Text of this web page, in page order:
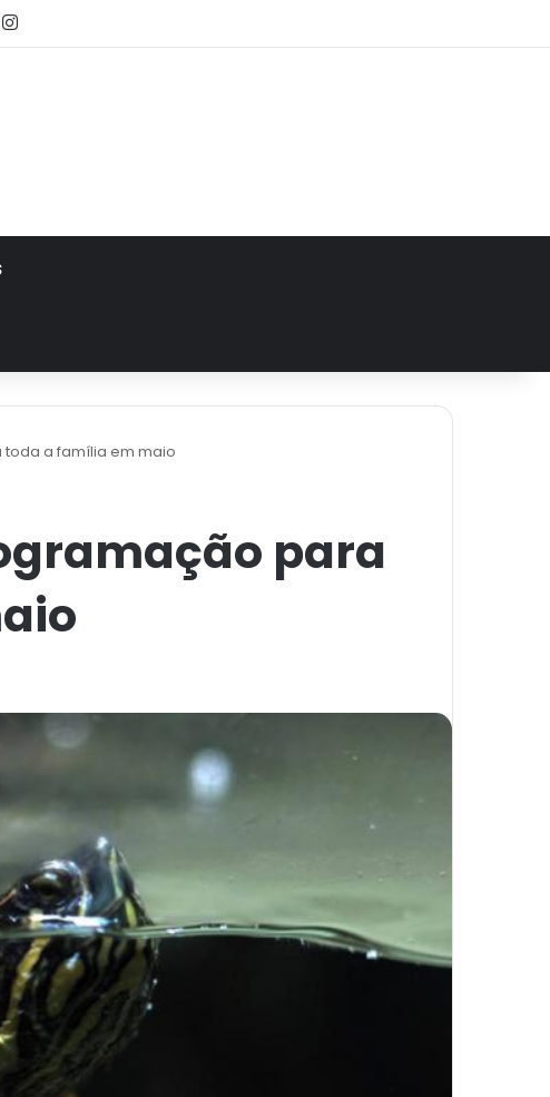
Instagram
a família em maio
para